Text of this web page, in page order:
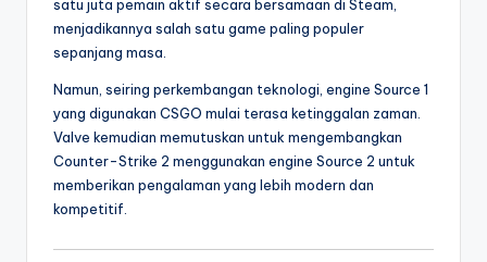
satu juta pemain aktif secara bersamaan di Steam,
menjadikannya salah satu game paling populer
sepanjang masa.
Namun, seiring perkembangan teknologi, engine Source 1
yang digunakan CSGO mulai terasa ketinggalan zaman.
Valve kemudian memutuskan untuk mengembangkan
Counter-Strike 2 menggunakan engine Source 2 untuk
memberikan pengalaman yang lebih modern dan
kompetitif.